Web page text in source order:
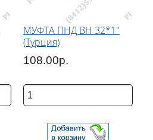
МУФТА ПНД ВН 32*1"
(Турция)
108.00р.